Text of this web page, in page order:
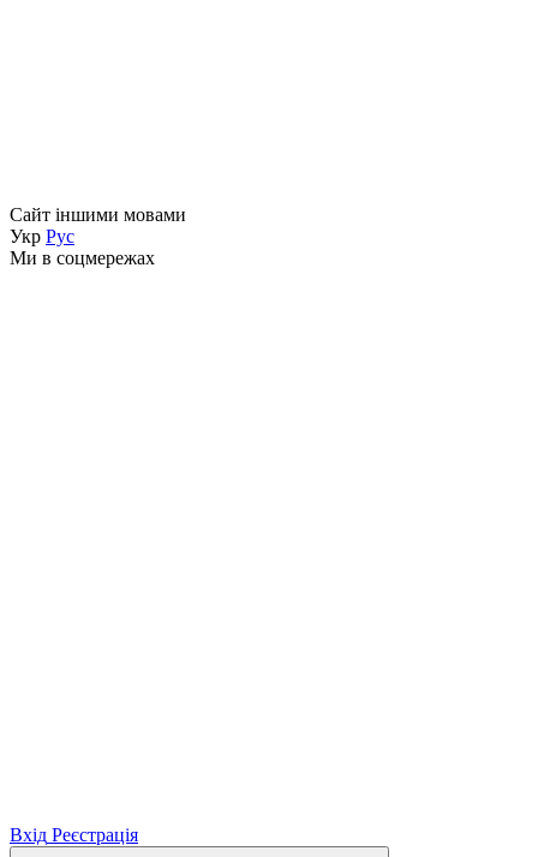
Сайт іншими мовами
Укр Рус
Ми в соцмережах
Вхід Реєстрація